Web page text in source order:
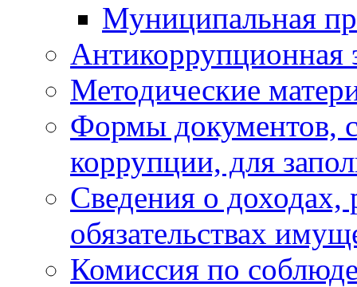
Муниципальная
Антикоррупционная
Методические
Формы документов,
коррупции, для
Сведения о доходах,
обязательствах
Комиссия по